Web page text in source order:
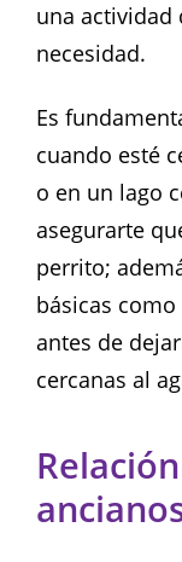
una actividad
necesidad.
Es
cuando esté
o en un lago
asegurarte
perrito;
básicas como
antes de
cercanas al